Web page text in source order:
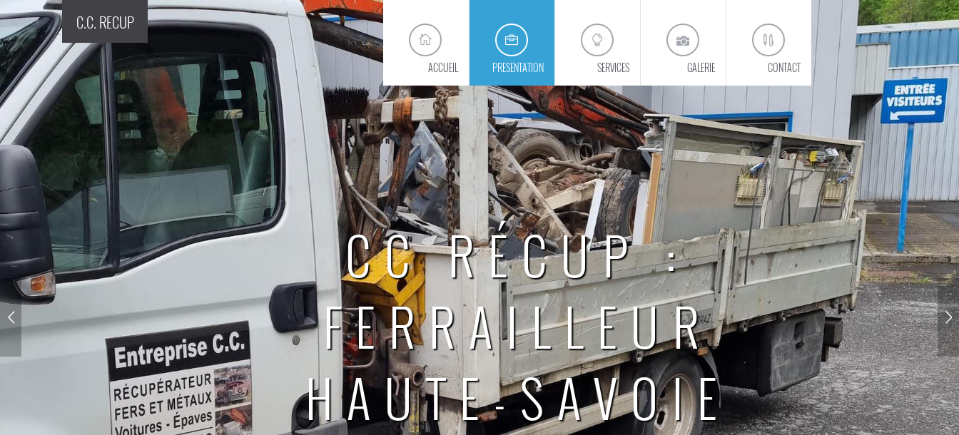
C.C. RECUP
ACCUEIL PRESENTATION SERVICES GALERIE CONTACT
CC RÉCUP :
FERRAILLEUR
HAUTE-SAVOIE